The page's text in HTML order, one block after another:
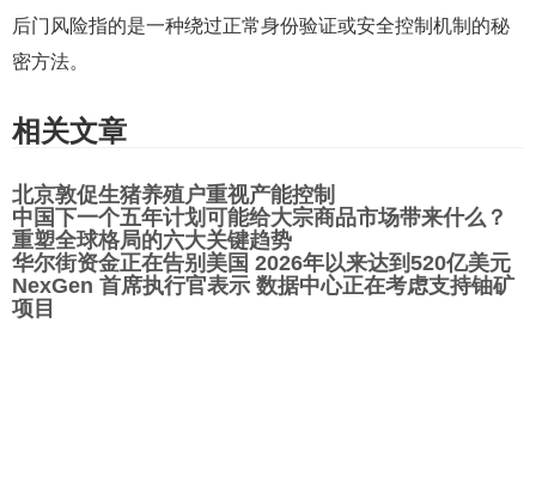
后门风险指的是一种绕过正常身份验证或安全控制机制的秘
密方法。
相关文章
北京敦促生猪养殖户重视产能控制
中国下一个五年计划可能给大宗商品市场带来什么？
重塑全球格局的六大关键趋势
华尔街资金正在告别美国 2026年以来达到520亿美元
NexGen 首席执行官表示 数据中心正在考虑支持铀矿
项目